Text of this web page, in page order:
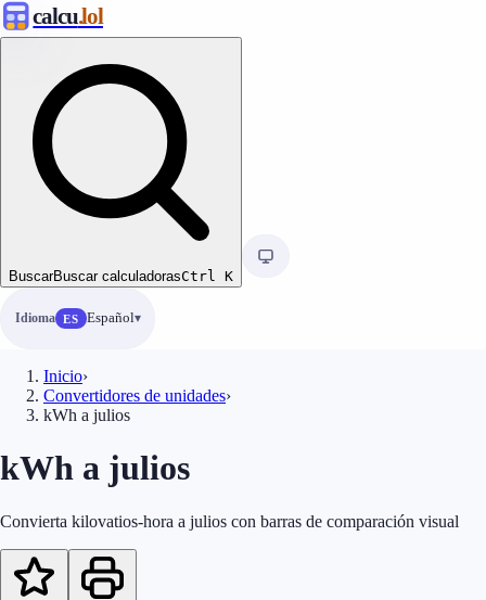
calcu.lol
BuscarBuscar calculadorasCtrl K
Idioma ES Español
Inicio›
Convertidores de unidades›
kWh a julios
kWh a julios
Convierta kilovatios-hora a julios con barras de comparación visual